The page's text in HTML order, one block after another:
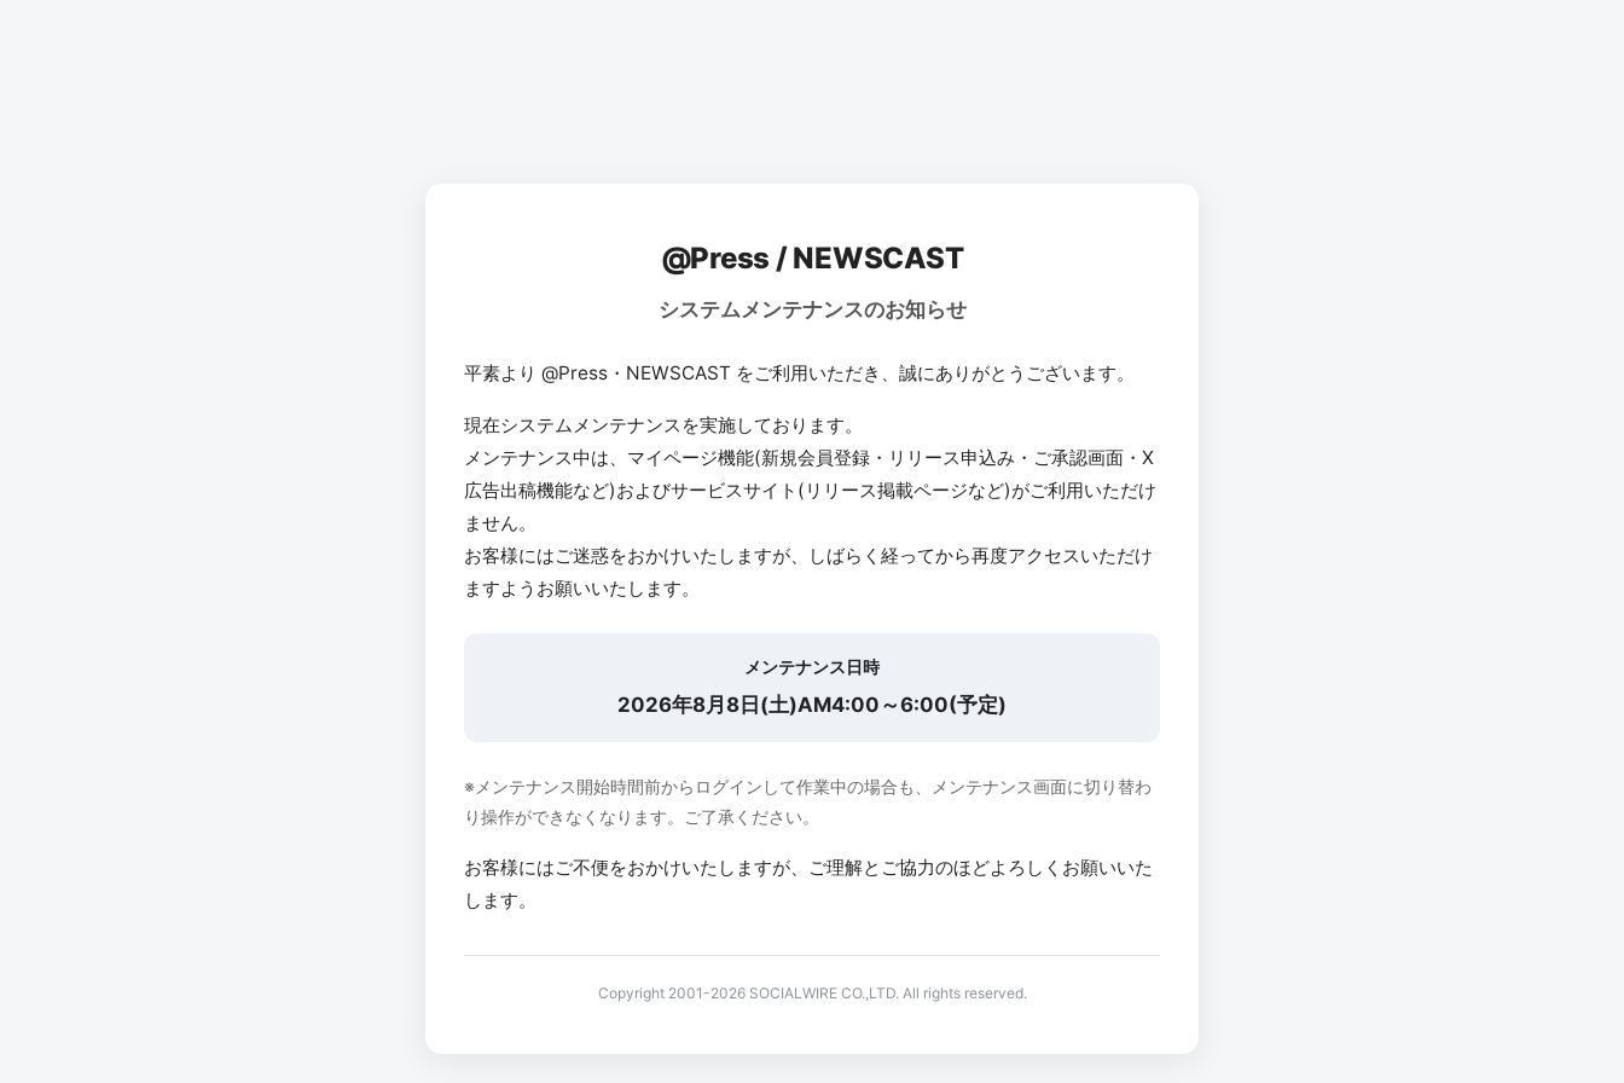
@Press / NEWSCAST
システムメンテナンスのお知らせ
平素より @Press・NEWSCAST をご利用いただき、誠にありがとうございます。
現在システムメンテナンスを実施しております。
メンテナンス中は、マイページ機能(新規会員登録・リリース申込み・ご承認画面・X
広告出稿機能など)およびサービスサイト(リリース掲載ページなど)がご利用いただけ
ません。
お客様にはご迷惑をおかけいたしますが、しばらく経ってから再度アクセスいただけ
ますようお願いいたします。
メンテナンス日時
2026年8月8日(土)AM4:00～6:00(予定)
※メンテナンス開始時間前からログインして作業中の場合も、メンテナンス画面に切り替わ
り操作ができなくなります。ご了承ください。
お客様にはご不便をおかけいたしますが、ご理解とご協力のほどよろしくお願いいた
します。
Copyright 2001-2026 SOCIALWIRE CO.,LTD. All rights reserved.